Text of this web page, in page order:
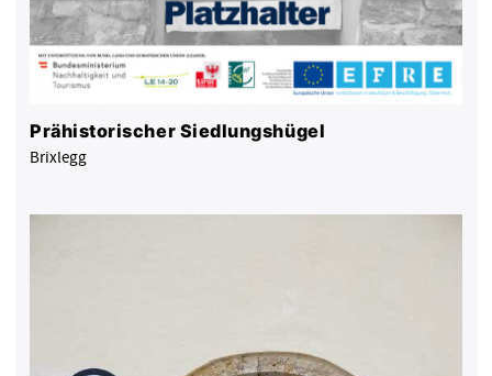
Prähistorischer Siedlungshügel
Brixlegg